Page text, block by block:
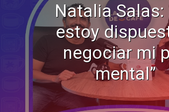
Natalia Salas:
estoy
negociar mi
mental”